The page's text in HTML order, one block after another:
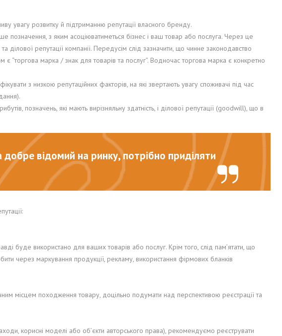
увагу розвитку й підтриманню репутації власного бренду.
позначення, з яким асоціюватиметься бізнес і ваш товар або послуга. Через це
ділової репутації компанії. Передусім слід зазначити, що чинне законодавство
є “торгова марка / знак для товарів та послуг”. Водночас торгова марка є конкретно
з низкою репутаційних факторів, на які звертають увагу споживачі під час
позначень, які мають вирізняльну здатність, і ділової репутації (goodwill), що в
відомий на ринку, потрібно приділяти
буде використано для ваших товарів або послуг. Крім того, слід пам’ятати, що
через маркування продукції, рекламу, використання фірмових бланків
місцем походження товару, доцільно подумати над перспективою реєстрації та
корисні моделі або об’єкти авторського права), рекомендуємо реєструвати